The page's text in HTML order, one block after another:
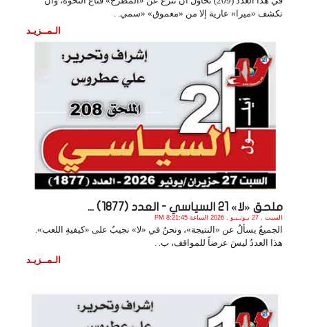
نكشف «ميرا» عارية إلا من «مغموق» «سمي. .
الـمــزيـد
ملحق «لا» 21 السياسي - العدد (1877) ...
السبت , 27 يـونـيـو , 2026 الساعة 8:21:45 PM
الجميعُ يسألُ عن «النتيجة»، ونحنُ في «لا» نجيبُ على «كيفيةِ اللعب».
هذا العددُ ليسَ عرضاً للمواقف، ب. .
الـمــزيـد